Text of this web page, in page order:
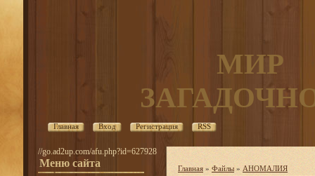
МИР
Главная Вход Регистрация RSS
//go.ad2up.com/afu.php?id=627928
Меню сайта Главная » Файлы » АНОМАЛИЯ